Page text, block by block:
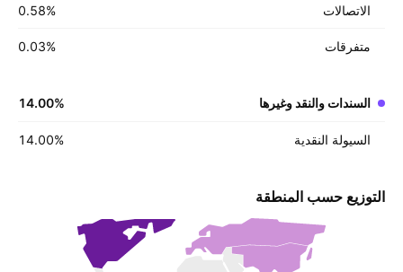
الاتصالات ‪0.58‬%
متفرقات ‪0.03‬%
السندات والنقد وغيرها ‪14.00‬%
السيولة النقدية ‪14.00‬%
التوزيع حسب المنطقة